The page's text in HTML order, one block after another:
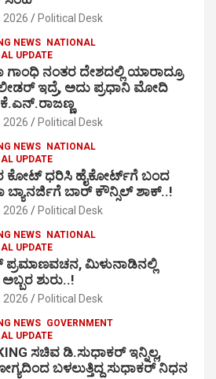
2026 Political Desk
NEWS NATIONAL
UPDATE
ಗಾಂಧಿ ನಂತರ ದೇಶದಲ್ಲಿ ಯಾರಾದ್ರೂ
ಇದ್ರೆ, ಅದು ಪ್ರಧಾನಿ ಮೋದಿ
ಕೆ.ಎನ್.ರಾಜಣ್ಣ
2026 Political Desk
NEWS NATIONAL
UPDATE
ಕೋಟ್ ಧರಿಸಿ ಹೈಕೋರ್ಟ್​ಗೆ ಬಂದ
ಬಾರ್ ಕೌನ್ಸಿಲ್ ಶಾಕ್..!
2026 Political Desk
NEWS NATIONAL
UPDATE
ಮಿಳುನಾಡಿನಲ್ಲಿ
ಶುರು..!
2026 Political Desk
NEWS GOVERNMENT
UPDATE
ಸಚಿವ ಡಿ.ಸುಧಾಕರ್ ಇನ್ನಿಲ್ಲ,
ಬಳಲುತ್ತಿದ್ದ ಸುಧಾಕರ್ ನಿಧನ